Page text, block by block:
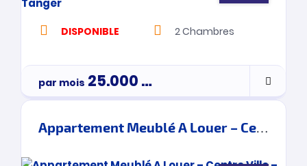
DISPONIBLE 2Chambres
par mois 25.000Dh
Appartement Meublé A Louer – Centre Ville – Tanger